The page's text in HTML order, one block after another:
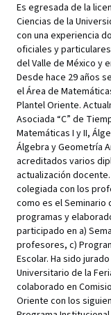
Es egresada de la
Ciencias de la
con una experiencia
oficiales y
del Valle de México y
Desde hace 29 años
el Área de
Plantel Oriente.
Asociada “C” de
Matemáticas I y II,
Álgebra y Geometría
acreditados varios
actualización
colegiada con los
como es el Seminario
programas y
participado en a)
profesores, c)
Escolar. Ha sido
Universitario de la
colaborado en
Oriente con los